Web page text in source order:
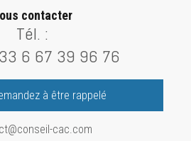
contacter
Tél. :
6 67 39 96 76
à être rappelé
cac.com